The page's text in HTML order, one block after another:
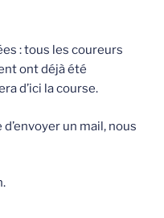
: tous les coureurs
ont déjà été
d’ici la course.
un mail, nous